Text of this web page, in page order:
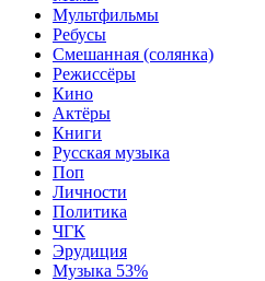
Мультфильмы
Ребусы
Смешанная (солянка)
Режиссёры
Кино
Актёры
Книги
Русская музыка
Поп
Личности
Политика
ЧГК
Эрудиция
Музыка 53%